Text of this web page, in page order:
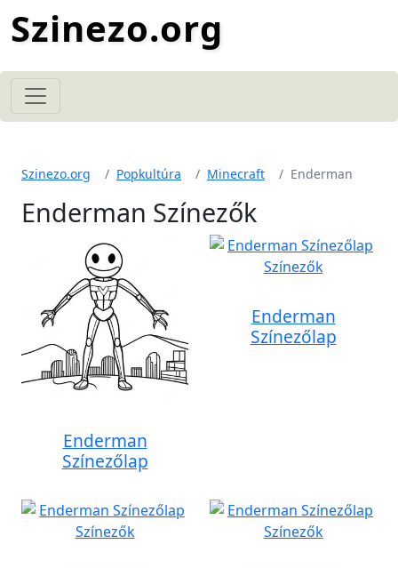
Szinezo.org
Szinezo.org Popkultúra Minecraft Enderman
Enderman Színezők
Enderman
Színezőlap
Enderman
Színezőlap